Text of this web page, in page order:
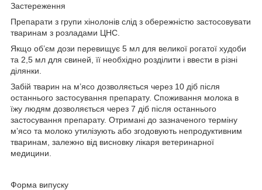
Застереження
Препарати з групи хінолонів слід з обережністю застосовувати
тваринам з розладами ЦНС.
Якщо об’єм дози перевищує 5 мл для великої рогатої худоби
та 2,5 мл для свиней, її необхідно розділити і ввести в різні
ділянки.
Забій тварин на м’ясо дозволяється через 10 діб після
останнього застосування препарату. Споживання молока в
їжу людям дозволяється через 7 діб після останнього
застосування препарату. Отримані до зазначеного терміну
м’ясо та молоко утилізують або згодовують непродуктивним
тваринам, залежно від висновку лікаря ветеринарної
медицини.
Форма випуску